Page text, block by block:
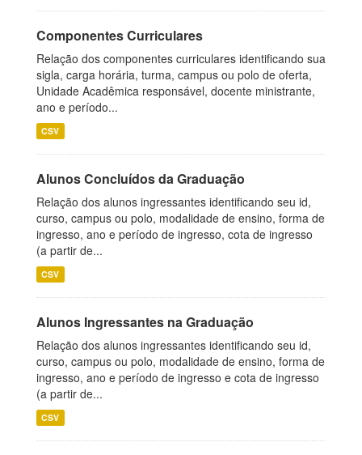
Componentes Curriculares
Relação dos componentes curriculares identificando sua
sigla, carga horária, turma, campus ou polo de oferta,
Unidade Acadêmica responsável, docente ministrante,
ano e período...
CSV
Alunos Concluídos da Graduação
Relação dos alunos ingressantes identificando seu id,
curso, campus ou polo, modalidade de ensino, forma de
ingresso, ano e período de ingresso, cota de ingresso
(a partir de...
CSV
Alunos Ingressantes na Graduação
Relação dos alunos ingressantes identificando seu id,
curso, campus ou polo, modalidade de ensino, forma de
ingresso, ano e período de ingresso e cota de ingresso
(a partir de...
CSV